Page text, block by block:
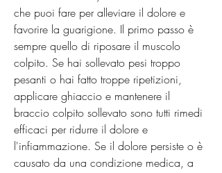
che puoi fare per alleviare il dolore e
favorire la guarigione. Il primo passo è
sempre quello di riposare il muscolo
colpito. Se hai sollevato pesi troppo
pesanti o hai fatto troppe ripetizioni,
applicare ghiaccio e mantenere il
braccio colpito sollevato sono tutti rimedi
efficaci per ridurre il dolore e
l'infiammazione. Se il dolore persiste o è
causato da una condizione medica, a